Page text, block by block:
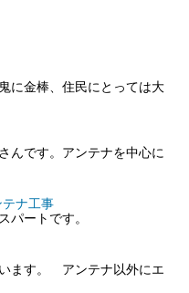
に金棒、住民にとっては大
んです。アンテナを中心に
ナ工事
パートです。
ます。 アンテナ以外にエ